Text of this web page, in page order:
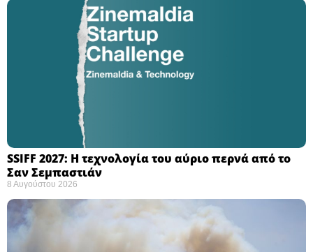
SSIFF 2027: Η τεχνολογία του αύριο περνά από το
Σαν Σεμπαστιάν ​
8 Αυγούστου 2026